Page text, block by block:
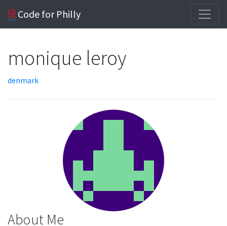
Code for Philly
monique leroy
denmark
About Me